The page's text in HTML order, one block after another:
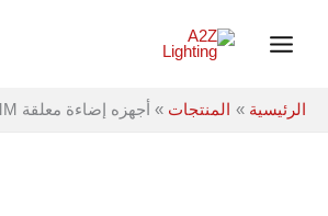
Menu
الرئيسية المنتجات أجهزه إضاءة معلقة 800MM